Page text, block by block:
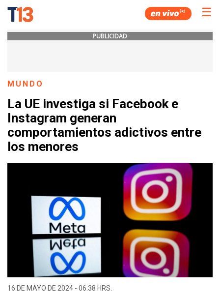
☰
PUBLICIDAD
MUNDO
La UE investiga si Facebook e
Instagram generan
comportamientos adictivos entre
los menores
16 DE MAYO DE 2024 - 06:38 HRS.